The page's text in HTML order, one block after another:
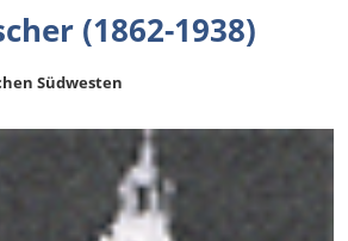
(1862-1938)
Südwesten